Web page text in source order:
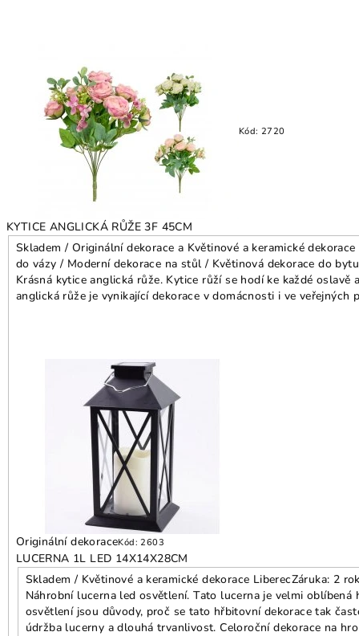
Kód: 2720
KYTICE ANGLICKÁ RŮŽE 3F 45CM
Skladem / Originální dekorace a Květinové a keramické
do vázy / Moderní dekorace na stůl / Květinová dekorace do
Krásná kytice anglická růže. Kytice růží se hodí ke každé
anglická růže je vynikající dekorace v domácnosti i ve veřejných
Originální dekoraceKód: 2603
LUCERNA 1L LED 14X14X28CM
Skladem / Květinové a keramické dekorace LiberecZáruka: 2
Náhrobní lucerna led osvětlení. Tato lucerna je velmi
osvětlení jsou důvody, proč se tato hřbitovní dekorace tak
údržba lucerny a dlouhá trvanlivost. Celoroční dekorace na